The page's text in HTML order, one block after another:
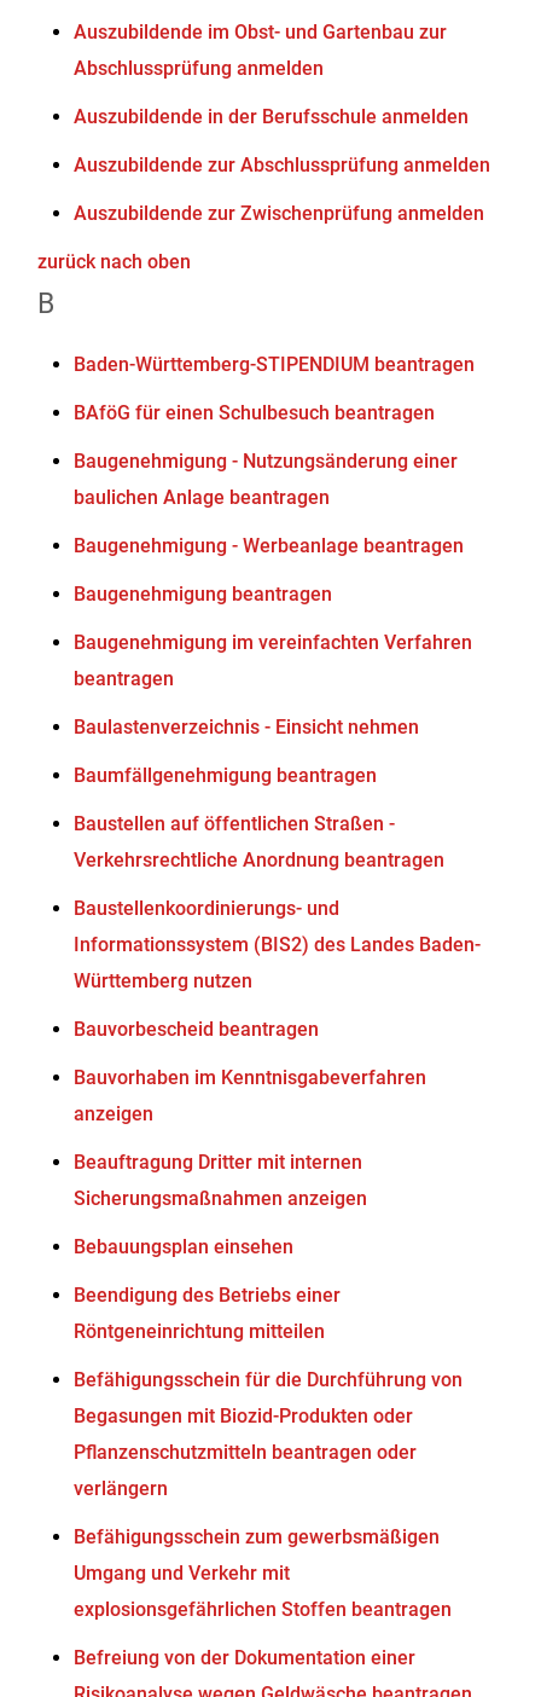
Auszubildende im Obst- und Gartenbau zur
Abschlussprüfung anmelden
Auszubildende in der Berufsschule anmelden
Auszubildende zur Abschlussprüfung anmelden
Auszubildende zur Zwischenprüfung anmelden
zurück nach oben
B
Baden-Württemberg-STIPENDIUM beantragen
BAföG für einen Schulbesuch beantragen
Baugenehmigung - Nutzungsänderung einer
baulichen Anlage beantragen
Baugenehmigung - Werbeanlage beantragen
Baugenehmigung beantragen
Baugenehmigung im vereinfachten Verfahren
beantragen
Baulastenverzeichnis - Einsicht nehmen
Baumfällgenehmigung beantragen
Baustellen auf öffentlichen Straßen -
Verkehrsrechtliche Anordnung beantragen
Baustellenkoordinierungs- und
Informationssystem (BIS2) des Landes Baden-
Württemberg nutzen
Bauvorbescheid beantragen
Bauvorhaben im Kenntnisgabeverfahren
anzeigen
Beauftragung Dritter mit internen
Sicherungsmaßnahmen anzeigen
Bebauungsplan einsehen
Beendigung des Betriebs einer
Röntgeneinrichtung mitteilen
Befähigungsschein für die Durchführung von
Begasungen mit Biozid-Produkten oder
Pflanzenschutzmitteln beantragen oder
verlängern
Befähigungsschein zum gewerbsmäßigen
Umgang und Verkehr mit
explosionsgefährlichen Stoffen beantragen
Befreiung von der Dokumentation einer